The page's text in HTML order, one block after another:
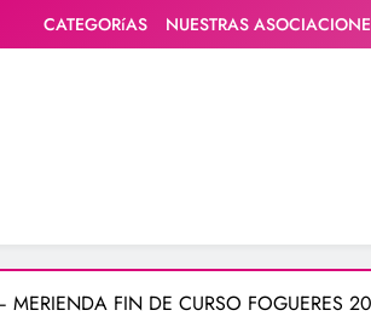
CATEGORíAS NUESTRAS
Lucentum
FIN DE CURSO FOGUERES